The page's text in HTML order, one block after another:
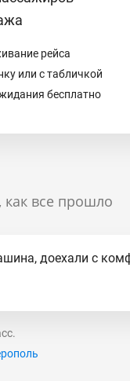
рейса
или с табличкой
бесплатно
как все прошло
доехали с